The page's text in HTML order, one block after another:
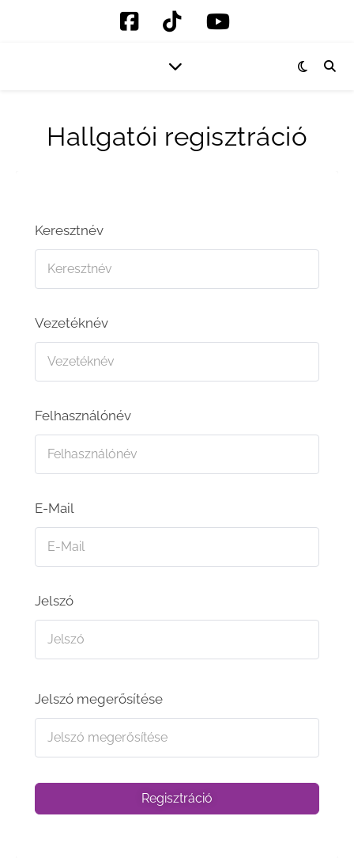
Hallgatói regisztráció
Keresztnév
Vezetéknév
Felhasználónév
E-Mail
Jelszó
Jelszó megerősítése
Regisztráció